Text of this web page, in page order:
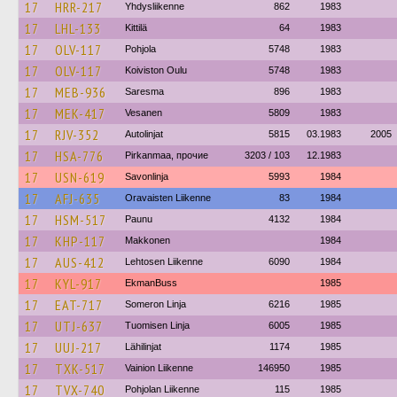
17 HRR-217 Yhdysliikenne 862 1983
17 LHL-133 Kittilä 64 1983
17 OLV-117 Pohjola 5748 1983
17 OLV-117 Koiviston Oulu 5748 1983
17 MEB-936 Saresma 896 1983
17 MEK-417 Vesanen 5809 1983
17 RJV-352 Autolinjat 5815 03.1983 2005
17 HSA-776 Pirkanmaa, прочие 3203 / 103 12.1983
17 USN-619 Savonlinja 5993 1984
17 AFJ-635 Oravaisten Liikenne 83 1984
17 HSM-517 Paunu 4132 1984
17 KHP-117 Makkonen 1984
17 AUS-412 Lehtosen Liikenne 6090 1984
17 KYL-917 EkmanBuss 1985
17 EAT-717 Someron Linja 6216 1985
17 UTJ-637 Tuomisen Linja 6005 1985
17 UUJ-217 Lähilinjat 1174 1985
17 TXK-517 Vainion Liikenne 146950 1985
17 TVX-740 Pohjolan Liikenne 115 1985